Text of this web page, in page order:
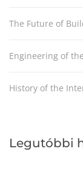
The Future of
Engineering of
History of the
Legutóbbi